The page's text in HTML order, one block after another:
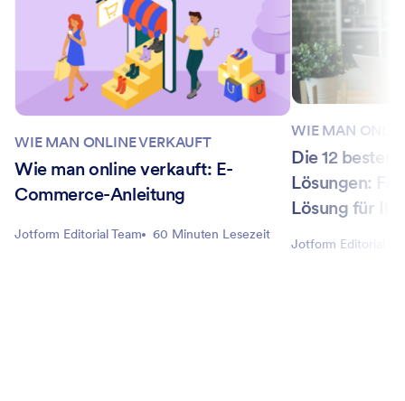
WIE MAN ONLINE VERKAUFT
Wie man online verkauft: E-
Commerce-Anleitung
Jotform Editorial Team 60 Minuten Lesezeit
WIE MAN
Die 12
Lösungen:
Lösung für
Jotform Editorial